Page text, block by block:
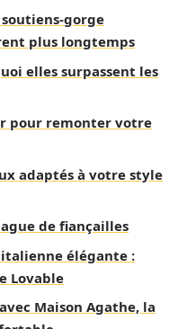
gorge
plus longtemps
elles surpassent les
pour remonter votre
adaptés à votre style
de fiançailles
élégante :
Lovable
Maison Agathe, la